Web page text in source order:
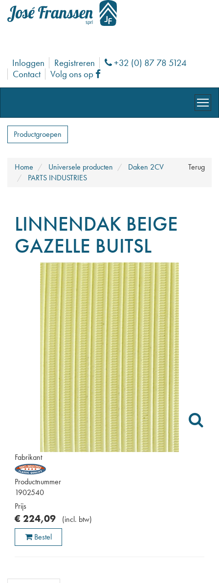
Inloggen Registreren Phone
+32 (0) 87 78 5124
Contact
Volg ons op Facebook
Productgroepen
Terug
Home Universele producten
Daken 2CV
PARTS INDUSTRIES
LINNENDAK BEIGE
GAZELLE BUITSL
Fabrikant
Productnummer
1902540
Prijs
€ 224,09 (incl. btw)
Bestel